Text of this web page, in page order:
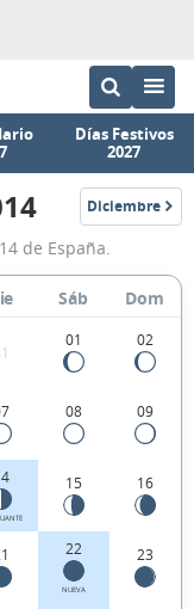
Días Festivos
2027
Diciembre
2014
de España.
Sáb Dom
01 02
08 09
15 16
22
NUEVA
23